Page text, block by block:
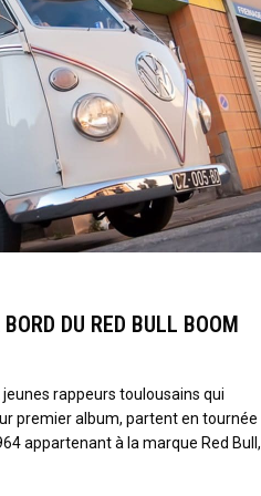
DU RED BULL BOOM
jeunes rappeurs toulousains qui
premier album, partent en tournée
appartenant à la marque Red Bull,